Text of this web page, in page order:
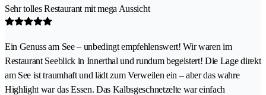
Sehr tolles Restaurant mit mega Aussicht
Ein Genuss am See – unbedingt empfehlenswert! Wir waren im
Restaurant Seeblick in Innerthal und rundum begeistert! Die Lage direkt
am See ist traumhaft und lädt zum Verweilen ein – aber das wahre
Highlight war das Essen. Das Kalbsgeschnetzelte war einfach